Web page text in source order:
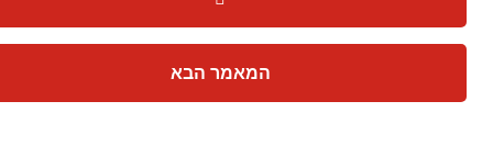
המאמר הבא